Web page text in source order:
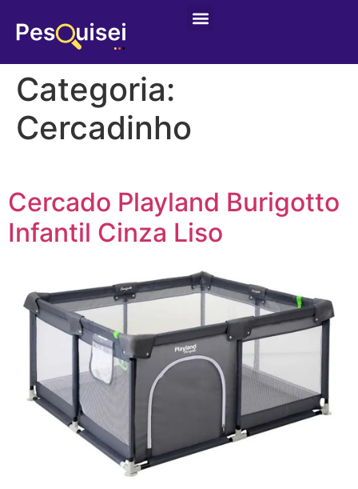
Categoria:
Cercadinho
Cercado Playland Burigotto
Infantil Cinza Liso